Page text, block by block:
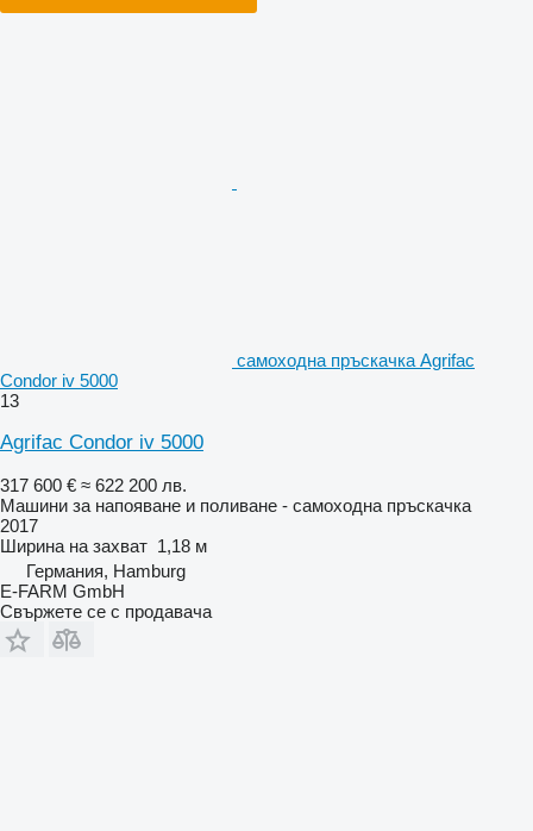
самоходна пръскачка Agrifac
Condor iv 5000
13
Agrifac Condor iv 5000
317 600 € ≈ 622 200 лв.
Машини за напояване и поливане - самоходна пръскачка
2017
Ширина на захват 1,18 м
Германия, Hamburg
E-FARM GmbH
Свържете се с продавача